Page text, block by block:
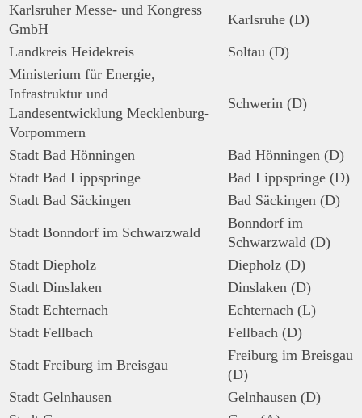
Karlsruher Messe- und Kongress
GmbH
Karlsruhe (D)
Landkreis Heidekreis
Soltau (D)
Ministerium für Energie,
Infrastruktur und
Landesentwicklung Mecklenburg-
Vorpommern
Schwerin (D)
Stadt Bad Hönningen
Bad Hönningen (D)
Stadt Bad Lippspringe
Bad Lippspringe (D)
Stadt Bad Säckingen
Bad Säckingen (D)
Stadt Bonndorf im Schwarzwald
Bonndorf im
Schwarzwald (D)
Stadt Diepholz
Diepholz (D)
Stadt Dinslaken
Dinslaken (D)
Stadt Echternach
Echternach (L)
Stadt Fellbach
Fellbach (D)
Stadt Freiburg im Breisgau
Freiburg im Breisgau
(D)
Stadt Gelnhausen
Gelnhausen (D)